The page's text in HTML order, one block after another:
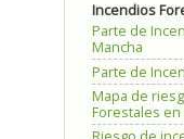
Incendios
Parte de
Mancha
Parte de
Mapa de
Forestales en